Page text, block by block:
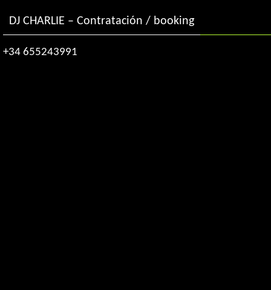
DJ CHARLIE – Contratación / booking
+34 655243991